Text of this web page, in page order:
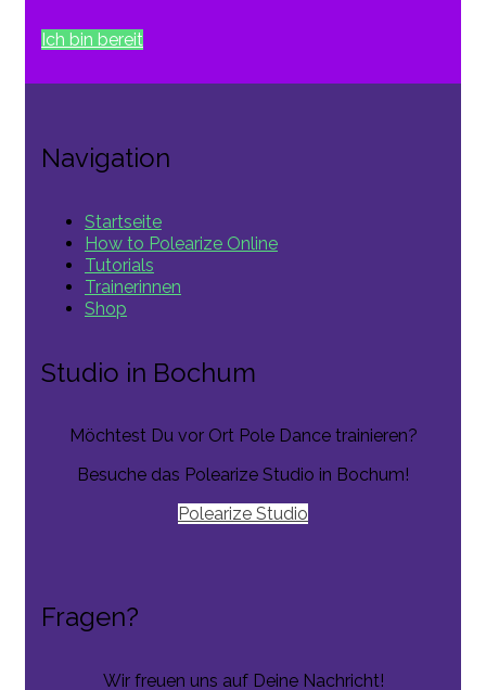
Ich bin bereit
Navigation
Startseite
How to Polearize Online
Tutorials
Trainerinnen
Shop
Studio in Bochum
Möchtest Du vor Ort Pole Dance trainieren?
Besuche das Polearize Studio in Bochum!
Polearize Studio
Fragen?
Wir freuen uns auf Deine Nachricht!